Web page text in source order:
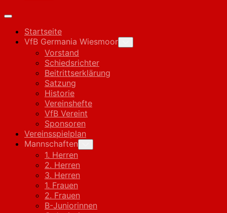
Expand
Startseite
VfB Germania Wiesmoor
Child
Vorstand
Schiedsrichter
Beitrittserklärung
Satzung
Historie
Vereinshefte
VfB Vereint
Sponsoren
Vereinsspielplan
Mannschaften
Child
1. Herren
2. Herren
3. Herren
1. Frauen
2. Frauen
B-Juniorinnen